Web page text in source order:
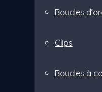
Boucles
Clips
Boucles à